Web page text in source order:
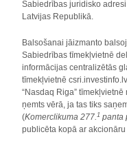
Sabiedrības juridisko
Latvijas Republikā.
Balsošanai jāizmanto
Sabiedrības tīmekļvietnē
informācijas centralizētās
tīmekļvietnē
“Nasdaq Riga”
ņemts vērā, ja tas tiks
(Komerclikuma 277.1 panta
publicēta kopā ar